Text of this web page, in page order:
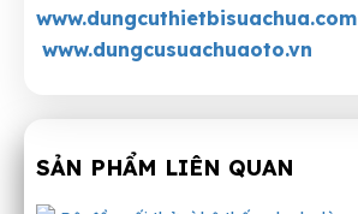
www.dungcuthietbisuachua.com
www.dungcusuachuaoto.vn
SẢN PHẨM LIÊN QUAN